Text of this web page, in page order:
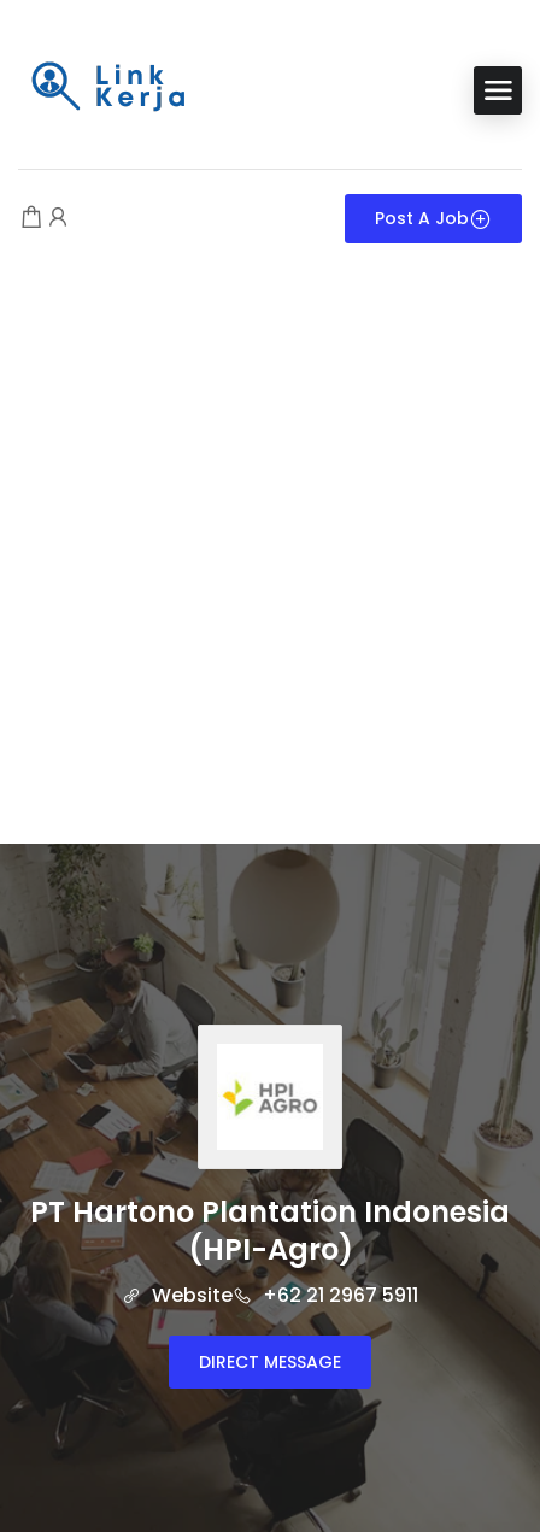
Post A Job
PT Hartono Plantation Indonesia
(HPI-Agro)
Website +62 21 2967 5911
DIRECT MESSAGE